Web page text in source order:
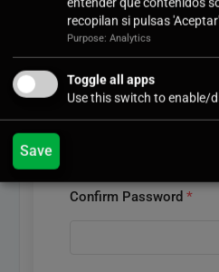
User Email*
Confirm Password *
recopilan si pulsas
Purpose: Analytics
Toggle all apps
Use this switch to enable/
Save